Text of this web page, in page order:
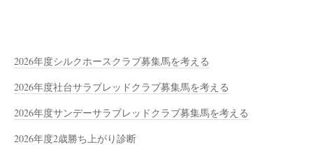
2026年度シルクホースクラブ募集馬を考える
2026年度社台サラブレッドクラブ募集馬を考える
2026年度サンデーサラブレッドクラブ募集馬を考える
2026年度2歳勝ち上がり診断